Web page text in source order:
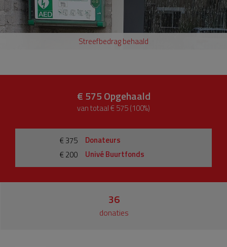
Streefbedrag behaald
€ 575Opgehaald
van totaal € 575 (100%)
€ 375
Donateurs
€ 200
Univé Buurtfonds
36
donaties